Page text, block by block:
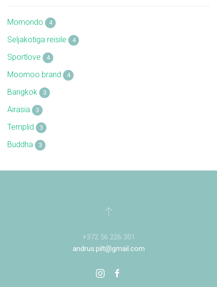
Momondo 4
Seljakotiga reisile 4
Sportlove 4
Moomoo brand 4
Bangkok 3
Airasia 3
Templid 3
Buddha 3
+372 56 226 301
andrus.pilt@gmail.com